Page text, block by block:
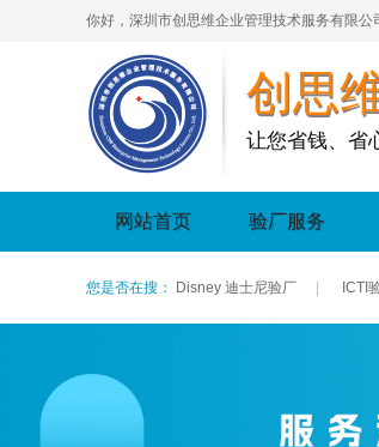
你好，深圳市创思维企业管理技术服务有限公
创思
让您省钱、省
网站首页 验厂服务
您是否在搜： Disney 迪士尼验厂 ICTI